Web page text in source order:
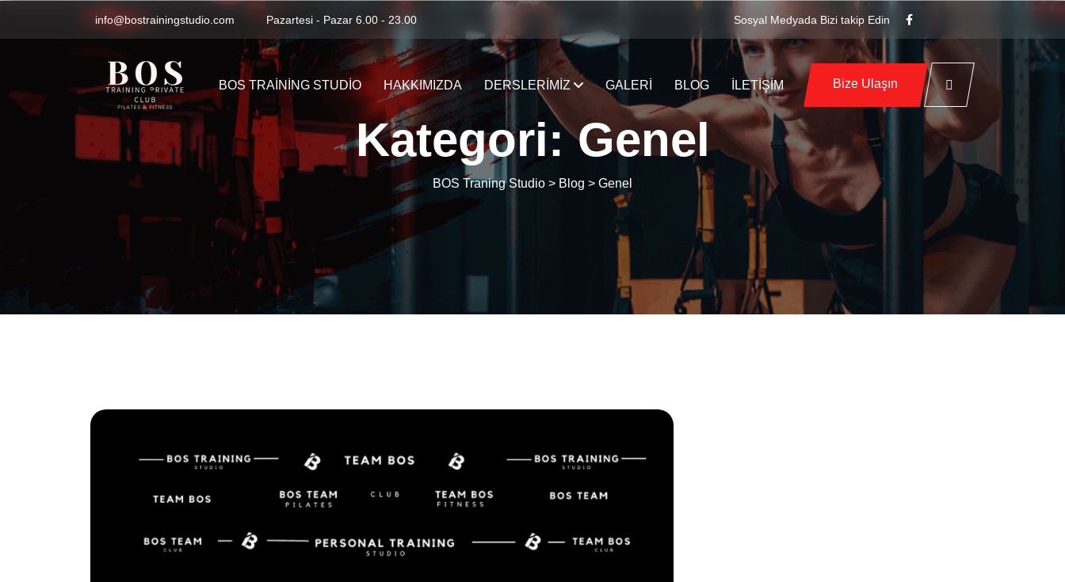
info@bostrainingstudio.com Pazartesi - Pazar 6.00 - 23.00 Sosyal Medyada Bizi takip Edin
BOS TRAINING STUDIO HAKKIMIZDA DERSLERIMIZ GALERI BLOG İLETIŞIM Bize Ulaşın
Kategori:Genel
BOS Traning Studio > Blog > Genel